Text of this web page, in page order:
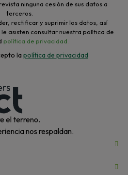
ninguna cesión de sus datos a
terceros.
rectificar y suprimir los datos, así
asisten consultar nuestra política de
política de privacidad.
la política de privacidad
el terreno.
nos respaldan.